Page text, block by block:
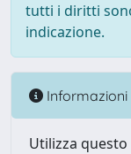
tutti i diritti
indicazione.
Informazioni
Utilizza